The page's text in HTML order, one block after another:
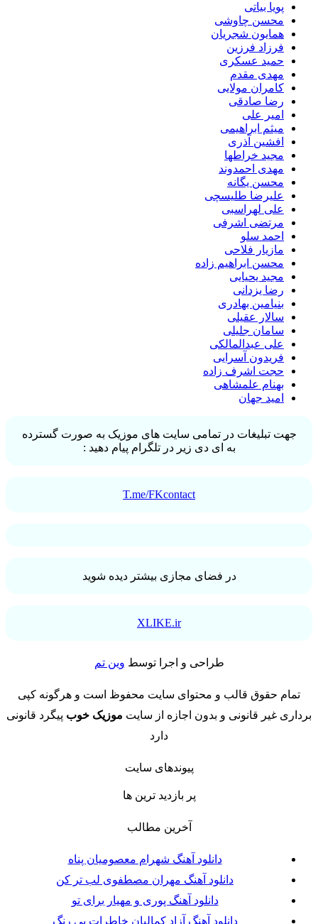
پویا بیاتی
محسن چاوشی
همایون شجریان
فرزاد فرزین
حمید عسکری
مهدی مقدم
کامران مولایی
رضا صادقی
امیر علی
میثم ابراهیمی
افشین آذری
مجید خراطها
مهدی احمدوند
محسن یگانه
علیرضا طلیسچی
علی لهراسبی
مرتضی اشرفی
احمد سلو
مازیار فلاحی
محسن ابراهیم زاده
مجید یحیایی
رضا یزدانی
بنیامین بهادری
سالار عقیلی
سامان جلیلی
علی عبدالمالکی
فریدون آسرایی
حجت اشرف زاده
بهنام علمشاهی
امید جهان
جهت تبلیغات در تمامی سایت های موزیک به صورت گسترده
به ای دی زیر در تلگرام پیام دهید :
T.me/FKcontact
در فضای مجازی بیشتر دیده شوید
XLIKE.ir
طراحی و اجرا توسط وین تم
تمام حقوق قالب و محتوای سایت محفوظ است و هرگونه کپی
برداری غیر قانونی و بدون اجازه از سایت موزیک خوب پیگرد قانونی
دارد
پیوندهای سایت
پر بازدید ترین ها
آخرین مطالب
دانلود آهنگ شهرام معصومیان پناه
دانلود آهنگ مهران مصطفوی لب تر کن
دانلود آهنگ پوری و مهیار برای تو
دانلود آهنگ آزاد کمالیان خاطرات بی رنگ